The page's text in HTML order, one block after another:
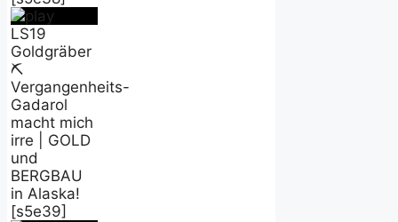
LS19
Goldgräber
⛏️
Vergangenheits-
Gadarol
macht mich
irre | GOLD
und
BERGBAU
in Alaska!
[s5e39]